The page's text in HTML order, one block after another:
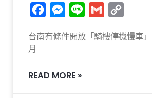
FacebookMessenger
Line Gmail
台南有條件開放「騎樓停機慢車
月
READ MORE »